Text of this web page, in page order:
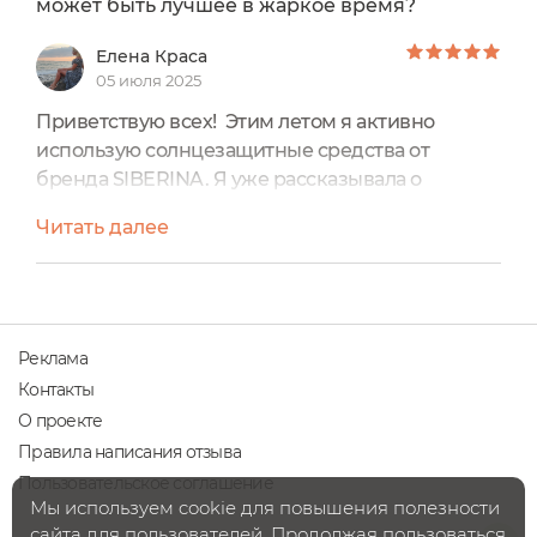
может быть лучшее в жаркое время?
Елена Краса
05 июля 2025
Приветствую всех! Этим летом я активно
использую солнцезащитные средства от
бренда SIBERINA. Я уже рассказывала о
поделюсь мнением о антивозрастном креме с
защитой SPF 30, в состав которого входит
СОЛНЦЕЗАЩИТНЫЙ КРЕМ ДЛЯ ЛИЦА И ТЕЛА
SPF 30 С ГИАЛУРОНОВОЙ КИСЛОТОЙБренд:
SIBERINAОбъём: 200 мл.Цена: 1100-1200
Читать далее
Реклама
Контакты
О проекте
Правила написания отзыва
Пользовательское соглашение
Мы используем cookie для повышения полезности